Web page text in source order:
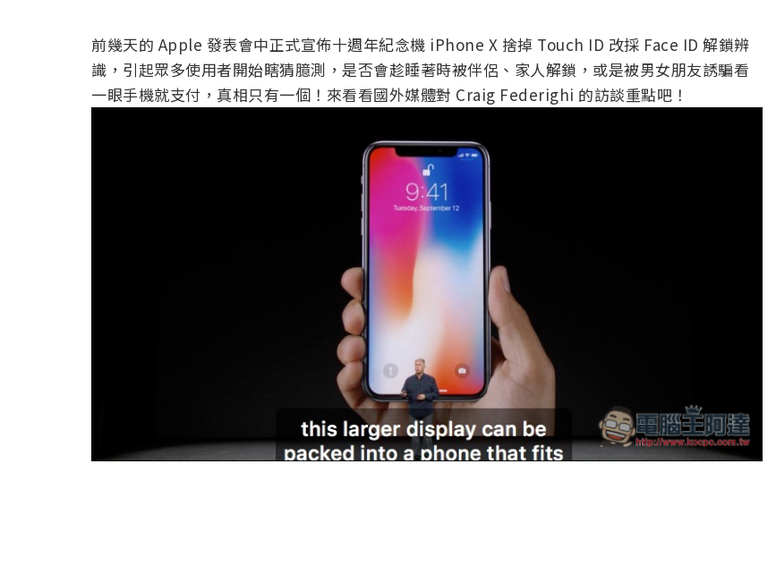
前幾天的 Apple 發表會中正式宣佈十週年紀念機 iPhone X 捨掉 Touch ID 改採 Face ID 解鎖辨
識，引起眾多使用者開始瞎猜臆測，是否會趁睡著時被伴侶、家人解鎖，或是被男女朋友誘騙看
一眼手機就支付，真相只有一個！來看看國外媒體對 Craig Federighi 的訪談重點吧！